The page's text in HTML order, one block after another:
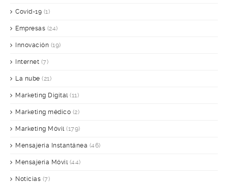
Covid-19 (1)
Empresas (24)
Innovación (19)
Internet (7)
La nube (21)
Marketing Digital(11)
Marketing médico (2)
Marketing Móvil(179)
Mensajería Instantánea (46)
Mensajería Móvil(44)
Noticias (7)